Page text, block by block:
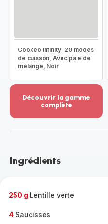
Cookeo Infinity, 20 modes
de cuisson, Avec pale de
mélange, Noir
Découvrir la gamme
complète
-
gamme
Ingrédients
250 g Lentille verte
4 Saucisses